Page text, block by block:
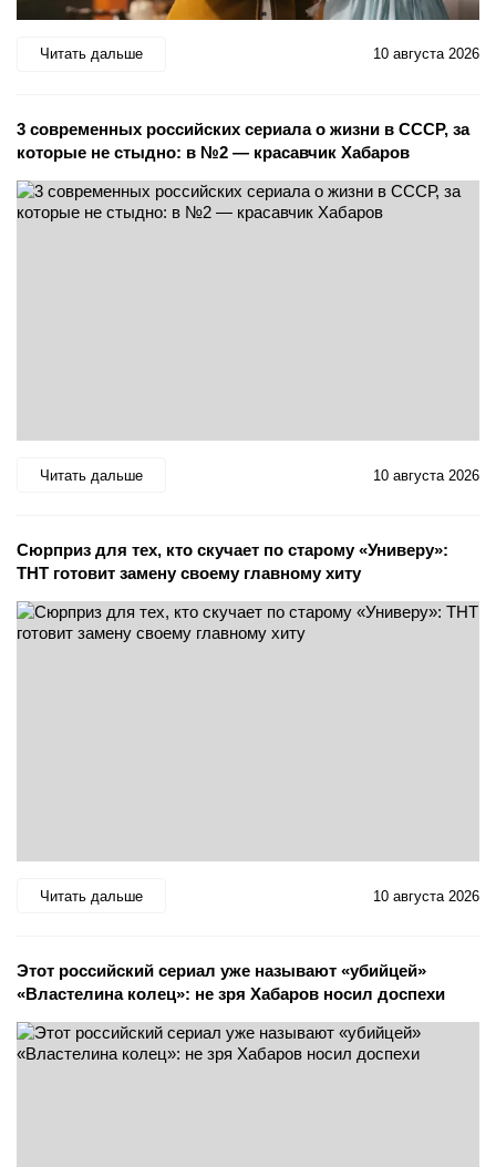
Читать дальше 10 августа 2026
3 современных российских сериала о жизни в СССР, за
которые не стыдно: в №2 — красавчик Хабаров
Читать дальше 10 августа 2026
Сюрприз для тех, кто скучает по старому «Универу»:
ТНТ готовит замену своему главному хиту
Читать дальше 10 августа 2026
Этот российский сериал уже называют «убийцей»
«Властелина колец»: не зря Хабаров носил доспехи